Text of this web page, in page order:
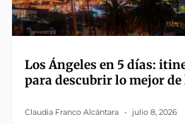
Los Ángeles en 5 días:
para descubrir lo mejor de
Claudia Franco Alcántara julio 8, 2026